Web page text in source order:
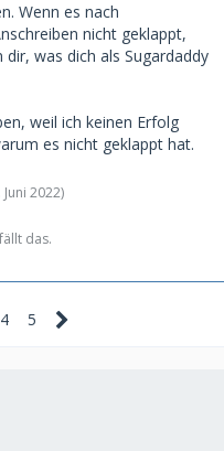
Wenn es nach
nicht geklappt,
was dich als Sugardaddy
weil ich keinen Erfolg
es nicht geklappt hat.
Juni 2022)
das.
4 5